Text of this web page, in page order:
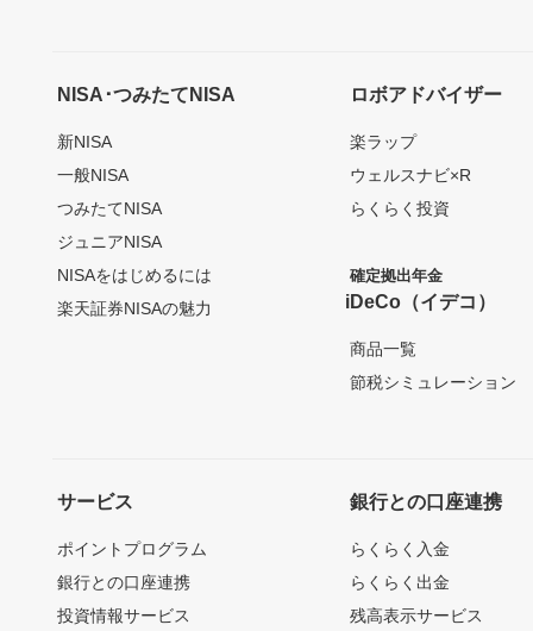
NISA･つみたてNISA
新NISA
一般NISA
つみたてNISA
ジュニアNISA
NISAをはじめるには
楽天証券NISAの魅力
ロボアドバイザー
楽ラップ
ウェルスナビ×R
らくらく投資
確定拠出年金
iDeCo（イデコ）
商品一覧
節税シミュレーション
サービス
ポイントプログラム
銀行との口座連携
投資情報サービス
銀行との口座連携
らくらく入金
らくらく出金
残高表示サービス